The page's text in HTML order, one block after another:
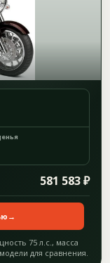
581 583 ₽
→
75 л.с., масса
для сравнения.